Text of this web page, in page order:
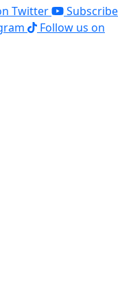
Twitter
Subscribe
Follow us on